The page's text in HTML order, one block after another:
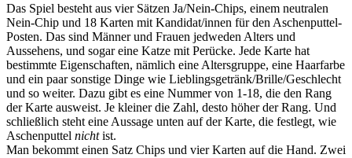
Das Spiel besteht aus vier Sätzen Ja/Nein-Chips, einem neutralen
Nein-Chip und 18 Karten mit Kandidat/innen für den Aschenputtel-
Posten. Das sind Männer und Frauen jedweden Alters und
Aussehens, und sogar eine Katze mit Perücke. Jede Karte hat
bestimmte Eigenschaften, nämlich eine Altersgruppe, eine Haarfarbe
und ein paar sonstige Dinge wie Lieblingsgetränk/Brille/Geschlecht
und so weiter. Dazu gibt es eine Nummer von 1-18, die den Rang
der Karte ausweist. Je kleiner die Zahl, desto höher der Rang. Und
schließlich steht eine Aussage unten auf der Karte, die festlegt, wie
Aschenputtel nichtist.
Man bekommt einen Satz Chips und vier Karten auf die Hand. Zwei